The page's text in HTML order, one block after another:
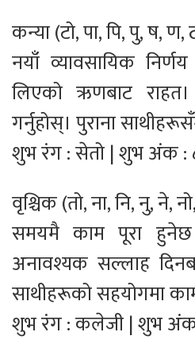
कन्या (टो, पा, पि, पु, ष, ण,
नयाँ व्यावसायिक
लिएको ऋणबाट
गर्नुहोस्। पुराना
शुभ रंग : सेतो | शुभ अंक :
वृश्चिक (तो, ना, नि, नु, ने,
समयमै काम पूरा हुनेछ।
अनावश्यक सल्लाह
साथीहरूको सहयोगमा
शुभ रंग : कलेजी | शुभ